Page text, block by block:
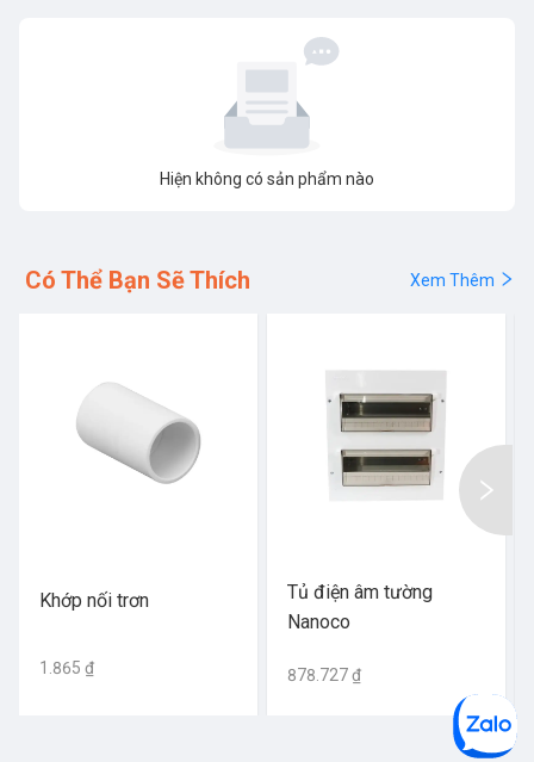
Hiện không có sản phẩm nào
Có Thể Bạn Sẽ Thích Xem Thêm
Khớp nối trơn
1.865 ₫
Tủ điện âm tường
Nanoco
878.727 ₫